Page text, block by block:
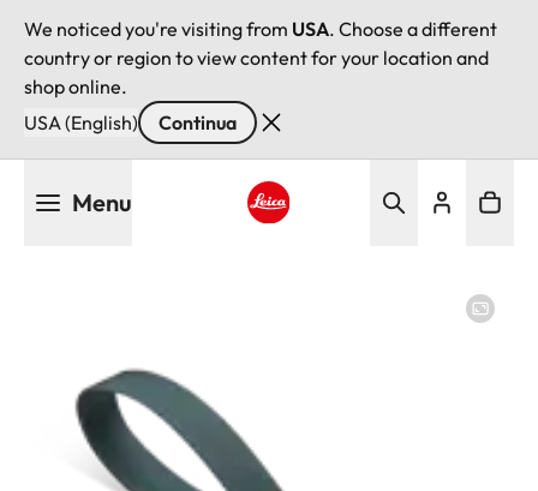
We noticed you're visiting from USA. Choose a different
country or region to view content for your location and
shop online.
USA (English)
Continua
Menu